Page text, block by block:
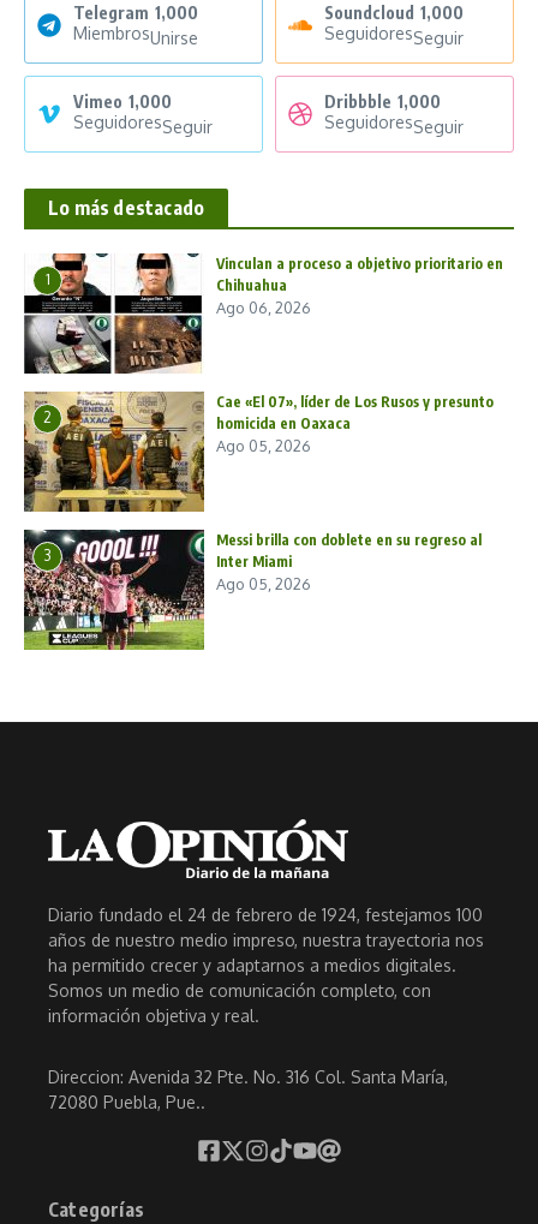
Telegram 1,000
MiembrosUnirse
Soundcloud 1,000
SeguidoresSeguir
Vimeo 1,000
SeguidoresSeguir
Dribbble 1,000
SeguidoresSeguir
Lo más destacado
1
Vinculan a proceso a objetivo prioritario en
Chihuahua
Ago 06, 2026
2
Cae «El 07», líder de Los Rusos y presunto
homicida en Oaxaca
Ago 05, 2026
3
Messi brilla con doblete en su regreso al
Inter Miami
Ago 05, 2026
Diario fundado el 24 de febrero de 1924, festejamos 100
años de nuestro medio impreso, nuestra trayectoria nos
ha permitido crecer y adaptarnos a medios digitales.
Somos un medio de comunicación completo, con
información objetiva y real.
Direccion: Avenida 32 Pte. No. 316 Col. Santa María,
72080 Puebla, Pue..
Categorías